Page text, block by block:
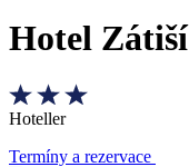
Hotel Zátiší
Hoteller
Termíny a rezervace